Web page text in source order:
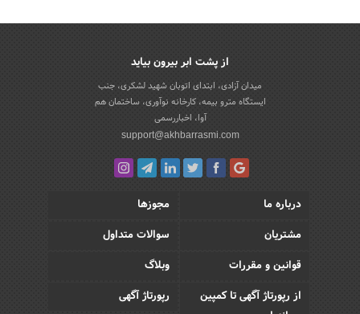
از پشت ابر بیرون بیاید
میدان آزادی، ابتدای اتوبان شهید لشکری، جنب
ایستگاه مترو بیمه، کارخانه نوآوری، ساختمان هم
آوا، اخباررسمی
support@akhbarrasmi.com
درباره ما
مجوزها
مشتریان
سوالات متداول
قوانین و مقررات
وبلاگ
از رپورتاژ آگهی تا کمپین
رپورتاژ آگهی